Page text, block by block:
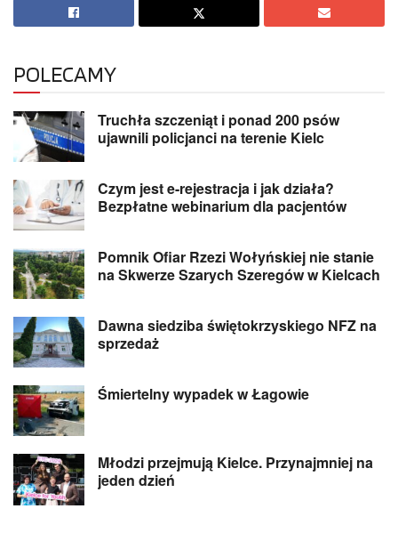
POLECAMY
Truchła szczeniąt i ponad 200 psów
ujawnili policjanci na terenie Kielc
Czym jest e-rejestracja i jak działa?
Bezpłatne webinarium dla pacjentów
Pomnik Ofiar Rzezi Wołyńskiej nie stanie
na Skwerze Szarych Szeregów w Kielcach
Dawna siedziba świętokrzyskiego NFZ na
sprzedaż
Śmiertelny wypadek w Łagowie
Młodzi przejmują Kielce. Przynajmniej na
jeden dzień